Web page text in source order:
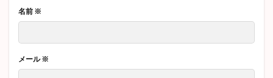
名前 ※
メール※